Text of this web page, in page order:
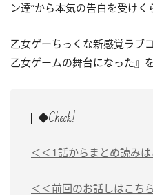
ン達”から本気の告白を受け
乙女ゲーちっくな新感覚ラブ
乙女ゲームの舞台になった』
◆Check!
＜＜1話からまとめ読みは
＜＜前回のお話しはこちら